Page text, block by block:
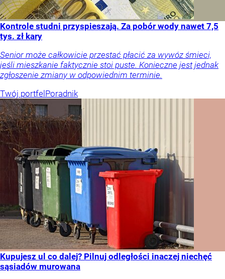
Kontrole studni przyspieszają. Za pobór wody nawet 7,5
tys. zł kary
Senior może całkowicie przestać płacić za wywóz śmieci,
jeśli mieszkanie faktycznie stoi puste. Konieczne jest jednak
zgłoszenie zmiany w odpowiednim terminie.
Twój portfelPoradnik
Kupujesz ul co dalej? Pilnuj odległości inaczej niechęć
sąsiadów murowana